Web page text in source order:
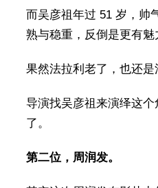
而吴彦祖年过 51 岁，帅
熟与稳重，反倒是更有魅
果然法拉利老了，也还是
导演找吴彦祖来演绎这个
了。
第二位，周润发。